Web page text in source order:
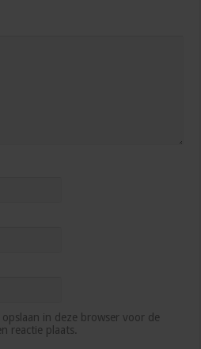
in deze browser voor de
reactie plaats.